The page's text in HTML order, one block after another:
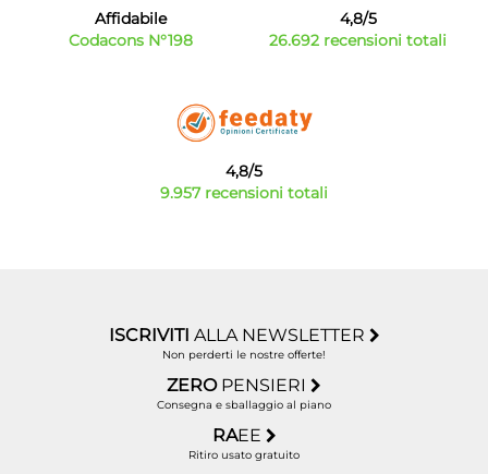
Affidabile
Codacons N°198
4,8/5
26.692 recensioni totali
4,8/5
9.957 recensioni totali
ISCRIVITI ALLA NEWSLETTER
Non perderti le nostre offerte!
ZERO PENSIERI
Consegna e sballaggio al piano
RAEE
Ritiro usato gratuito